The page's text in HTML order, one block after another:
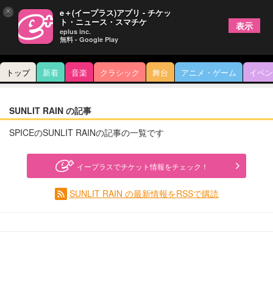
トップ 新着 音楽 クラシック 舞台 アニメ・ゲーム イベ
SUNLIT RAIN の記事
SPICEのSUNLIT RAINの記事の一覧です
イープラスでチケット情報をチェック！
SUNLIT RAIN の最新情報をRSSで購読
× e＋(イープラス)アプリ - チケッ
ト・ニュース・スマチケ
eplus inc.
無料 - Google Play
表示